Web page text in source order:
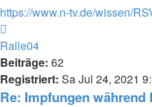
https://www.n-tv.de/wissen/
oben
Ralle04
Beiträge: 62
Registriert: Sa Jul 24, 2021
Re: Impfungen